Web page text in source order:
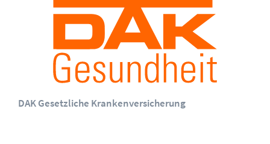
DAK Gesetzliche Kranken­versicherung